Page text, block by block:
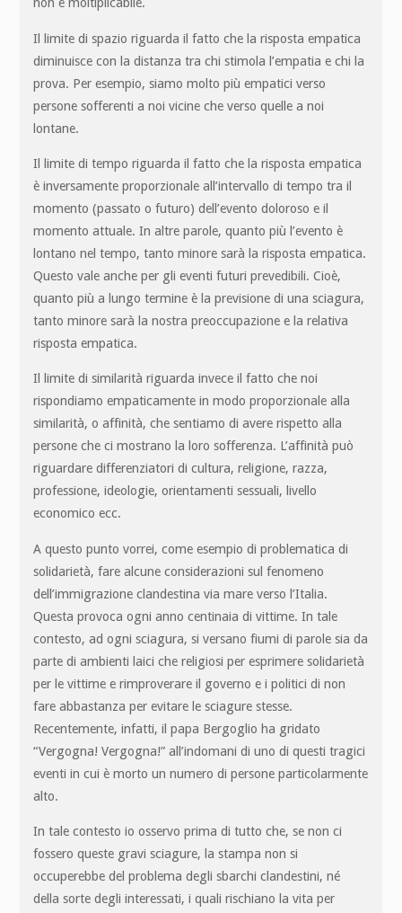
Il limite di spazio riguarda il fatto che la risposta empatica
diminuisce con la distanza tra chi stimola l’empatia e chi la
prova. Per esempio, siamo molto più empatici verso
persone sofferenti a noi vicine che verso quelle a noi
lontane.
Il limite di tempo riguarda il fatto che la risposta empatica
è inversamente proporzionale all’intervallo di tempo tra il
momento (passato o futuro) dell’evento doloroso e il
momento attuale. In altre parole, quanto più l’evento è
lontano nel tempo, tanto minore sarà la risposta empatica.
Questo vale anche per gli eventi futuri prevedibili. Cioè,
quanto più a lungo termine è la previsione di una sciagura,
tanto minore sarà la nostra preoccupazione e la relativa
risposta empatica.
Il limite di similarità riguarda invece il fatto che noi
rispondiamo empaticamente in modo proporzionale alla
similarità, o affinità, che sentiamo di avere rispetto alla
persone che ci mostrano la loro sofferenza. L’affinità può
riguardare differenziatori di cultura, religione, razza,
professione, ideologie, orientamenti sessuali, livello
economico ecc.
A questo punto vorrei, come esempio di problematica di
solidarietà, fare alcune considerazioni sul fenomeno
dell’immigrazione clandestina via mare verso l’Italia.
Questa provoca ogni anno centinaia di vittime. In tale
contesto, ad ogni sciagura, si versano fiumi di parole sia da
parte di ambienti laici che religiosi per esprimere solidarietà
per le vittime e rimproverare il governo e i politici di non
fare abbastanza per evitare le sciagure stesse.
Recentemente, infatti, il papa Bergoglio ha gridato
“Vergogna! Vergogna!” all’indomani di uno di questi tragici
eventi in cui è morto un numero di persone particolarmente
alto.
In tale contesto io osservo prima di tutto che, se non ci
fossero queste gravi sciagure, la stampa non si
occuperebbe del problema degli sbarchi clandestini, né
della sorte degli interessati, i quali rischiano la vita per